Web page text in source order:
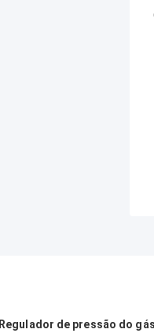
Regulador de pressão do gás